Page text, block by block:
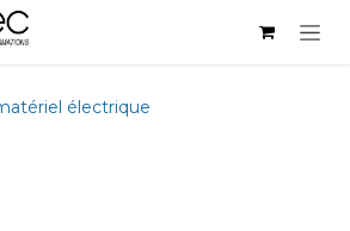
électrique